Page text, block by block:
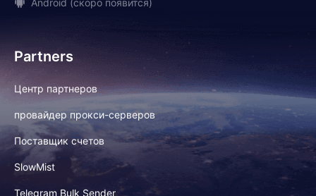
Android (скоро появится)
Partners
Центр партнеров
провайдер прокси-серверов
Поставщик счетов
SlowMist
Telegram Bulk Sender